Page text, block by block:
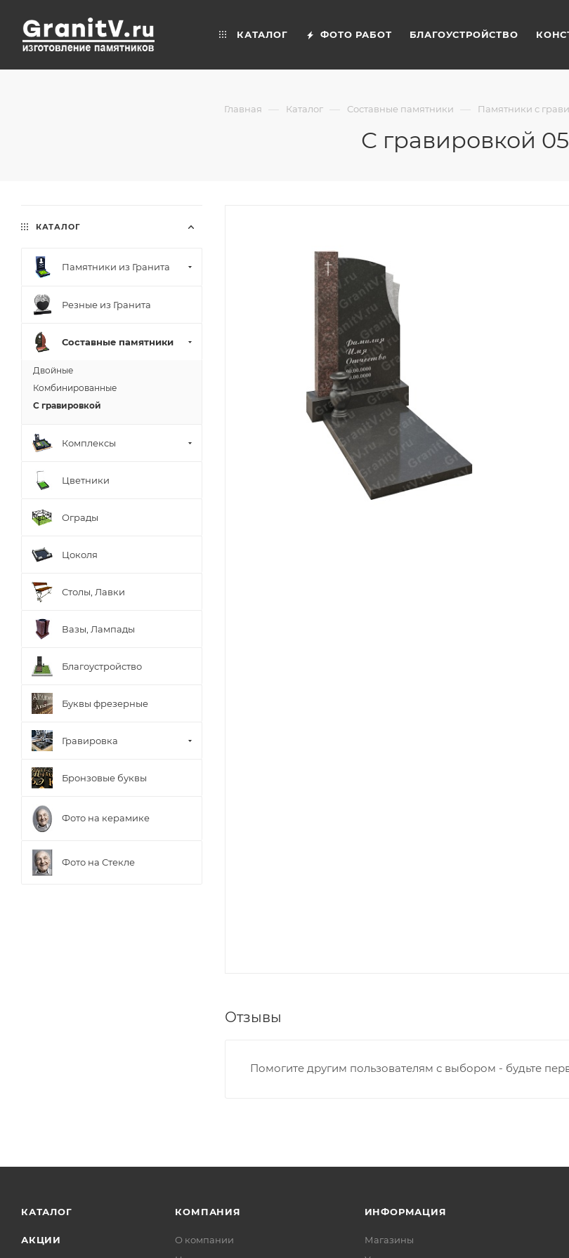
КАТАЛОГ ФОТО РАБОТ БЛАГОУСТРОЙСТВО
Главная — Каталог — Составные памятники — Памятники с
С гравировкой
Отзывы
Помогите другим пользователям с выбором - будьте
КАТАЛОГ
Памятники из Гранита
Резные из Гранита
Составные памятники
Двойные
Комбинированные
С гравировкой
Комплексы
Цветники
Ограды
Цоколя
Столы, Лавки
Вазы, Лампады
Благоустройство
Буквы фрезерные
Гравировка
Бронзовые буквы
Фото на керамике
Фото на Стекле
КАТАЛОГ
АКЦИИ
КОМПАНИЯ
О компании
ИНФОРМАЦИЯ
Магазины